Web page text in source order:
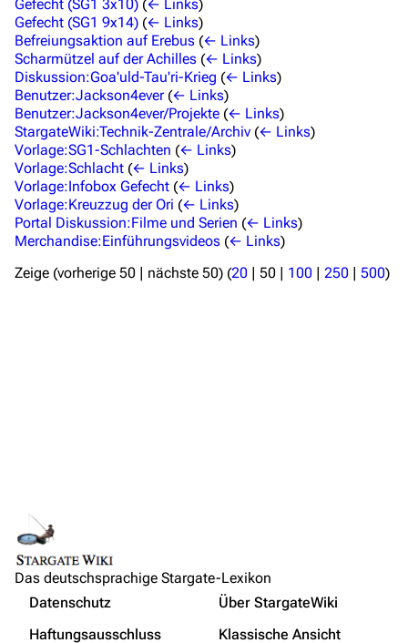
Fanprojekte
Kommerzielles
Mitmachen
Hilfe
Autorenportal
Themengruppen
Letzte Änderungen
FAQ
Kontakt
Nicht angemeldet
Änderungen vornehmen.
Gefecht (SG1 3x10) (← Links)
Gefecht (SG1 9x14) (← Links)
Befreiungsaktion auf Erebus (← Links)
Scharmützel auf der Achilles (← Links)
Diskussion:Goa'uld-Tau'ri-Krieg (← Links)
Benutzer:Jackson4ever (← Links)
Benutzer:Jackson4ever/Projekte (← Links)
StargateWiki:Technik-Zentrale/Archiv (← Links)
Vorlage:SG1-Schlachten (← Links)
Vorlage:Schlacht (← Links)
Vorlage:Infobox Gefecht (← Links)
Vorlage:Kreuzzug der Ori (← Links)
Portal Diskussion:Filme und Serien (← Links)
Merchandise:Einführungsvideos (← Links)
Zeige (vorherige 50 nächste 50) (20 50 100 250 500)
Das deutschsprachige Stargate-Lexikon
Datenschutz
Über StargateWiki
Haftungsausschluss
Klassische Ansicht